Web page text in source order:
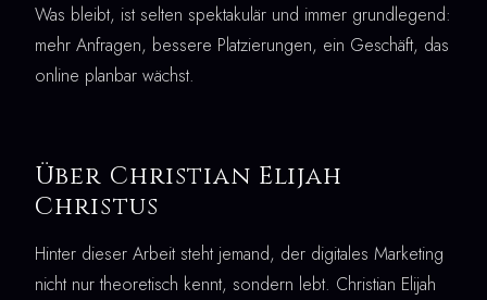
Was bleibt, ist selten spektakulär und immer grundlegend:
mehr Anfragen, bessere Platzierungen, ein Geschäft, das
online planbar wächst.
Über Christian Elijah
Christus
Hinter dieser Arbeit steht jemand, der digitales Marketing
nicht nur theoretisch kennt, sondern lebt. Christian Elijah